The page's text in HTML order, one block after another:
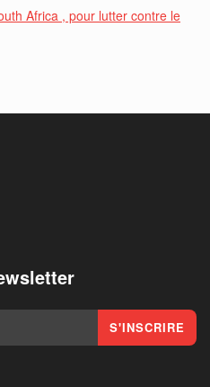
Africa , pour lutter contre le